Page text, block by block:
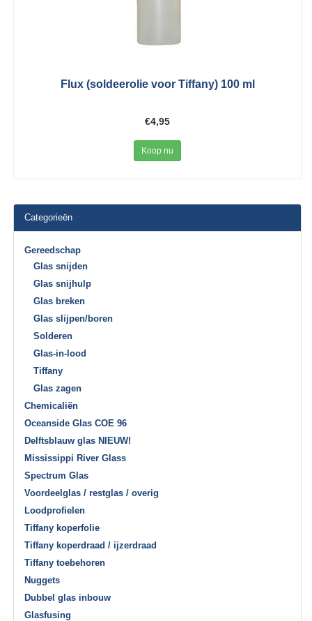
Flux (soldeerolie voor Tiffany) 100 ml
€4,95
Koop nu
Categorieën
Gereedschap
Glas snijden
Glas snijhulp
Glas breken
Glas slijpen/boren
Solderen
Glas-in-lood
Tiffany
Glas zagen
Chemicaliën
Oceanside Glas COE 96
Delftsblauw glas NIEUW!
Mississippi River Glass
Spectrum Glas
Voordeelglas / restglas / overig
Loodprofielen
Tiffany koperfolie
Tiffany koperdraad / ijzerdraad
Tiffany toebehoren
Nuggets
Dubbel glas inbouw
Glasfusing